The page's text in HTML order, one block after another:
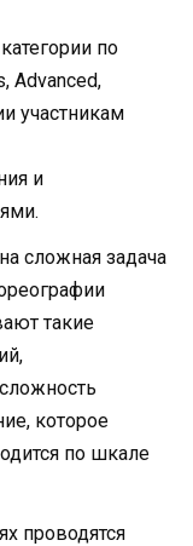
по
Advanced,
участникам
и
сложная задача
такие
которое
по шкале
проводятся